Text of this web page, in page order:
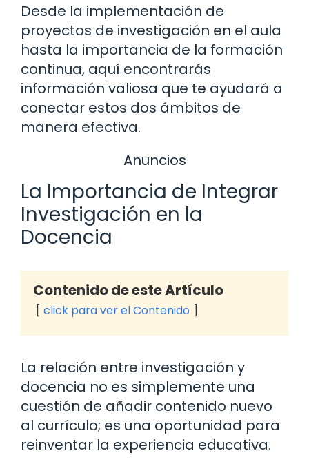
Desde la implementación de
proyectos de investigación en el aula
hasta la importancia de la formación
continua, aquí encontrarás
información valiosa que te ayudará a
conectar estos dos ámbitos de
manera efectiva.
Anuncios
La Importancia de Integrar
Investigación en la
Docencia
Contenido de este Artículo
click para ver el Contenido
La relación entre investigación y
docencia no es simplemente una
cuestión de añadir contenido nuevo
al currículo; es una oportunidad para
reinventar la experiencia educativa.